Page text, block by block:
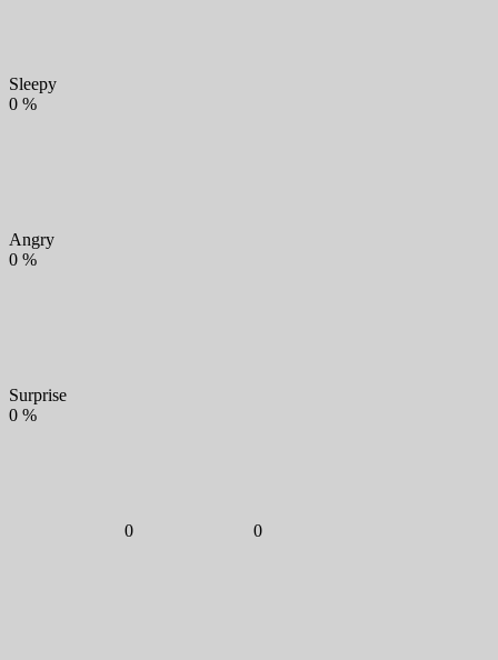
Sleepy
0 %
Angry
0 %
Surprise
0 %
0 0